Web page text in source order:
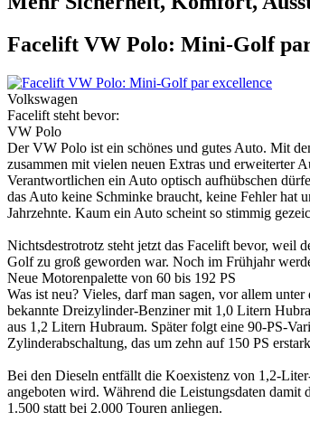
Facelift VW Polo: Mini-Golf
Volkswagen
Facelift steht bevor:
VW Polo
Der VW Polo ist ein schönes und gutes Auto. Mit
zusammen mit vielen neuen Extras und erweiterter
Verantwortlichen ein Auto optisch aufhübschen
das Auto keine Schminke braucht, keine Fehler hat
Jahrzehnte. Kaum ein Auto scheint so stimmig
Nichtsdestrotrotz steht jetzt das Facelift bevor, weil
Golf zu groß geworden war. Noch im Frühjahr
Neue Motorenpalette von 60 bis 192 PS
Was ist neu? Vieles, darf man sagen, vor allem
bekannte Dreizylinder-Benziner mit 1,0 Litern
aus 1,2 Litern Hubraum. Später folgt eine 90-PS-
Zylinderabschaltung, das um zehn auf 150 PS
Bei den Dieseln entfällt die Koexistenz von 1,2-
angeboten wird. Während die Leistungsdaten damit
1.500 statt bei 2.000 Touren anliegen.